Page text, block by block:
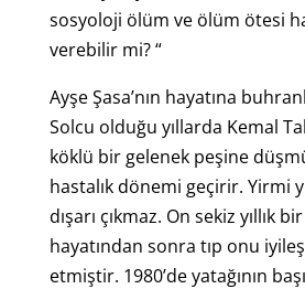
sosyoloji ölüm ve ölüm ötesi
verebilir mi? “
Ayşe Şasa’nın hayatına
Solcu olduğu yıllarda Kemal
köklü bir gelenek peşine
hastalık dönemi geçirir. Yirmi
dışarı çıkmaz. On sekiz yıllık
hayatından sonra tıp onu
etmiştir. 1980’de yatağının